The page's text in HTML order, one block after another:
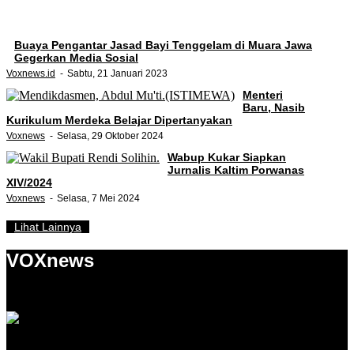
Buaya Pengantar Jasad Bayi Tenggelam di Muara Jawa
Gegerkan Media Sosial
Voxnews.id Sabtu, 21 Januari 2023
Menteri
Baru, Nasib
Kurikulum Merdeka Belajar Dipertanyakan
Voxnews Selasa, 29 Oktober 2024
Wabup Kukar Siapkan
Jurnalis Kaltim Porwanas
XIV/2024
Voxnews Selasa, 7 Mei 2024
Lihat Lainnya
VOXnews